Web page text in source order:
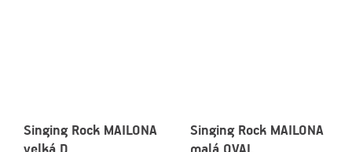
Singing Rock MAILONA
velká D
Singing Rock MAILONA
malá OVAL